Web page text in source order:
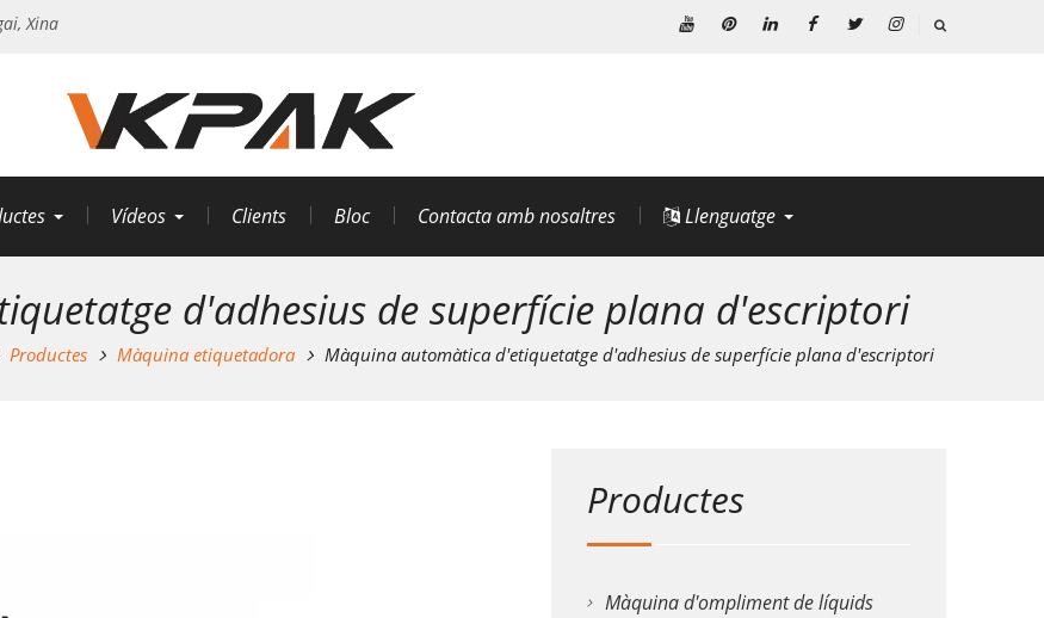
Xina
Vídeos Clients Bloc Contacta amb nosaltres Llenguatge
d'adhesius de superfície plana d'escriptori
Productes Màquina etiquetadora Màquina automàtica d'etiquetatge d'adhesius de superfície plana d'escriptori
Productes
Màquina d'ompliment de líquids